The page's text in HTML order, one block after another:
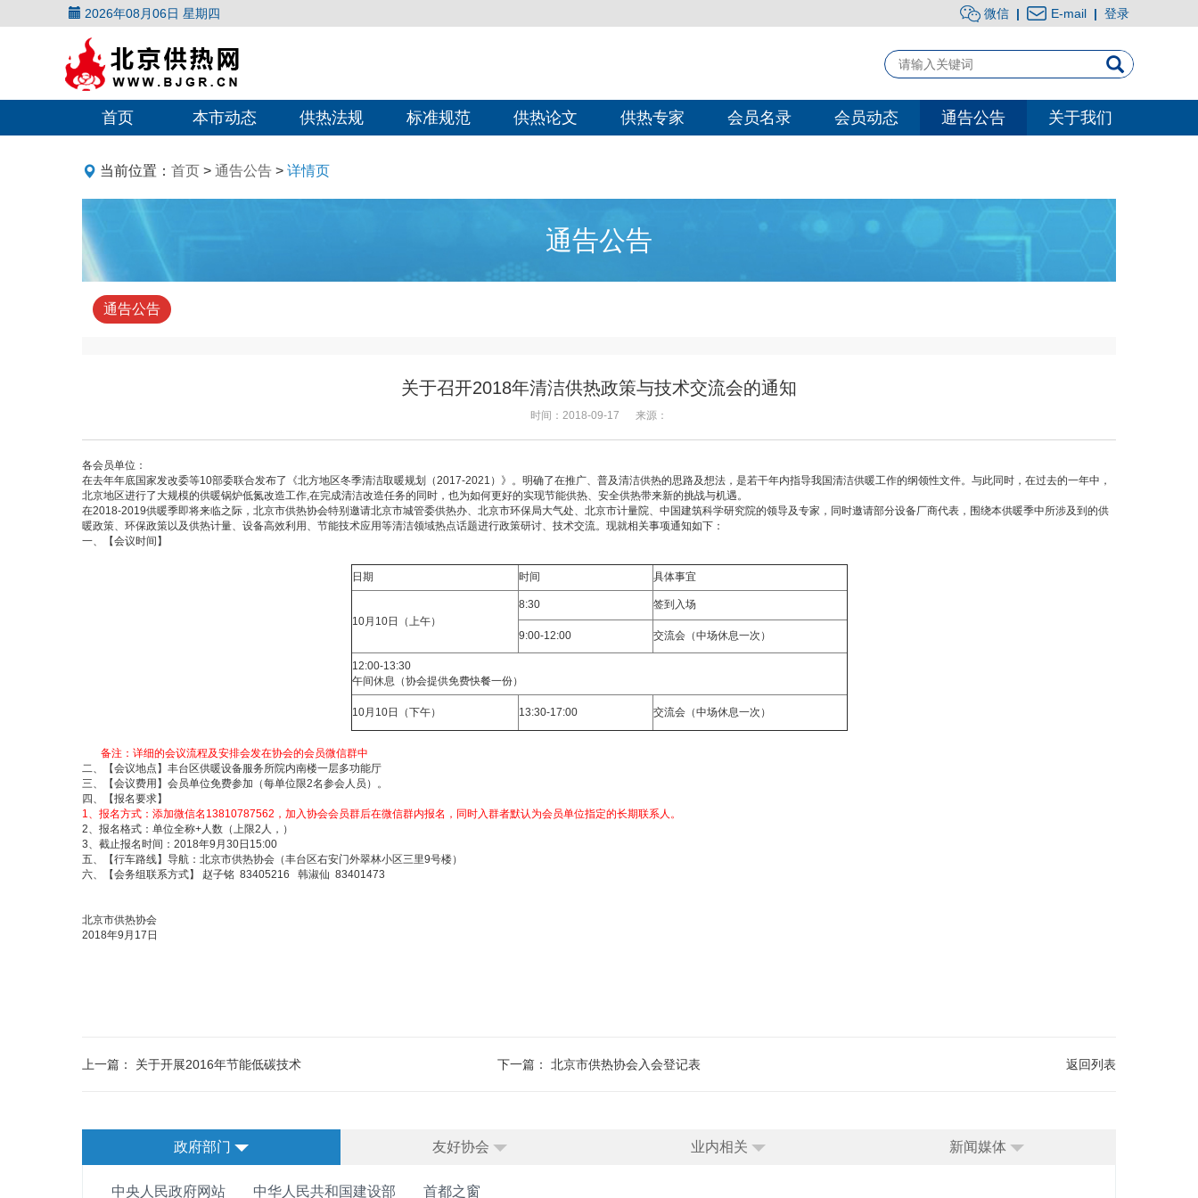
2026年08月06日 星期四 微信 | E-mail | 登录
首页 本市动态 供热法规 标准规范 供热论文 供热专家 会员名录 会员动态 通告公告 关于我们
当前位置： 首页 > 通告公告 > 详情页
通告公告
通告公告
关于召开2018年清洁供热政策与技术交流会的通知
时间：2018-09-17 来源：
各会员单位：
在去年年底国家发改委等10部委联合发布了《北方地区冬季清洁取暖规划（2017-2021）》。明确了在推广、普及清洁供热的思路及想法，是若干年内指导我国清洁供暖工作的纲领性文件。与此同时，在过去的一年中，
北京地区进行了大规模的供暖锅炉低氮改造工作,在完成清洁改造任务的同时，也为如何更好的实现节能供热、安全供热带来新的挑战与机遇。
在2018-2019供暖季即将来临之际，北京市供热协会特别邀请北京市城管委供热办、北京市环保局大气处、北京市计量院、中国建筑科学研究院的领导及专家，同时邀请部分设备厂商代表，围绕本供暖季中所涉及到的供
暖政策、环保政策以及供热计量、设备高效利用、节能技术应用等清洁领域热点话题进行政策研讨、技术交流。现就相关事项通知如下：
一、【会议时间】
日期 时间 具体事宜
10月10日 （上午）
8:30 签到入场
9:00-12:00 交流会（中场休息一次）
12:00-13:30
午间休息（协会提供免费快餐一份）
10月10日 （下午） 13:30-17:00 交流会（中场休息一次）
备注：详细的会议流程及安排会发在协会的会员微信群中
二、【会议地点】丰台区供暖设备服务所院内南楼一层多功能厅
三、【会议费用】会员单位免费参加（每单位限2名参会人员）。
四、【报名要求】
1、报名方式：添加微信名13810787562，加入协会会员群后在微信群内报名，同时入群者默认为会员单位指定的长期联系人。
2、报名格式：单位全称+人数（上限2人，）
3、截止报名时间：2018年9月30日15:00
五、【行车路线】导航：北京市供热协会（丰台区右安门外翠林小区三里9号楼）
六、【会务组联系方式】 赵子铭 83405216 韩淑仙 83401473
北京市供热协会
2018年9月17日
上一篇： 关于开展2016年节能低碳技术 下一篇： 北京市供热协会入会登记表 返回列表
政府部门 友好协会 业内相关 新闻媒体
中央人民政府网站 中华人民共和国建设部 首都之窗